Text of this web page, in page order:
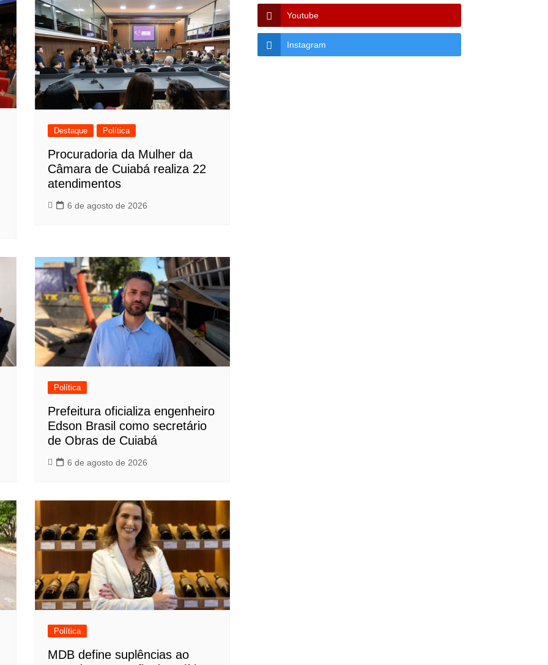
Destaque Política
Procuradoria da Mulher da
Câmara de Cuiabá realiza 22
atendimentos
6 de agosto de 2026
Política
Prefeitura oficializa engenheiro
Edson Brasil como secretário
de Obras de Cuiabá
6 de agosto de 2026
Política
MDB define suplências ao
Youtube
Instagram